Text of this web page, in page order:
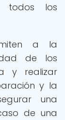
todos los
a la
de los
y realizar
y la
una
de una